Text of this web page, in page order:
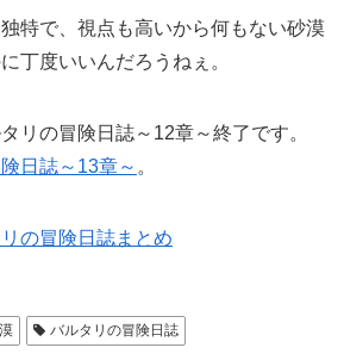
特で、視点も高いから何もない砂漠
丁度いいんだろうねぇ。
リの冒険日誌～12章～終了です。
日誌～13章～ 。
の冒険日誌まとめ
バルタリの冒険日誌